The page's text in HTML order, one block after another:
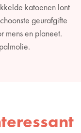
katoenen lont
geurafgifte
mens en planeet.